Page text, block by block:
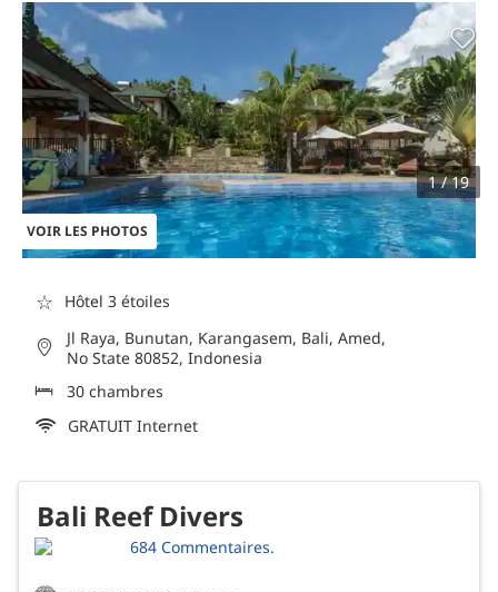
VOIR LES PHOTOS
1 / 19
☆
Hôtel 3 étoiles
Jl Raya, Bunutan, Karangasem, Bali, Amed,
No State 80852, Indonesia
30 chambres
GRATUIT Internet
Bali Reef Divers
684 Commentaires.